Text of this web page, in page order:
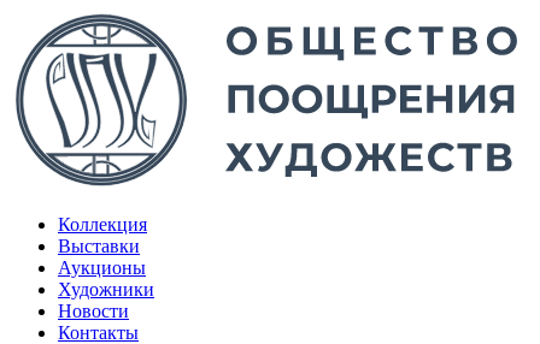
Коллекция
Выставки
Аукционы
Художники
Новости
Контакты